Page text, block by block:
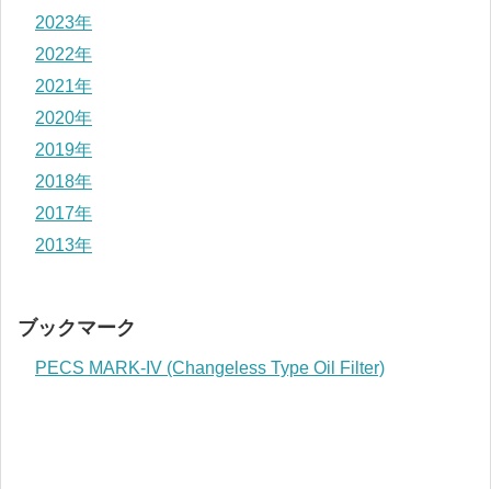
2023年
2022年
2021年
2020年
2019年
2018年
2017年
2013年
ブックマーク
PECS MARK-IV (Changeless Type Oil Filter)